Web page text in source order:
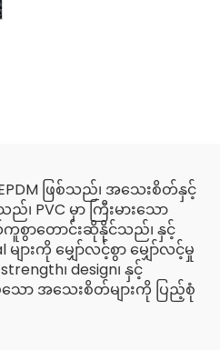
EPDM ဖြစ်သည်၊ အသေးစိတ်နှင့်
PVC မှာ ကြီးမားသော
ကူစွာတောင်းဆိုနိုင်သည်၊ နှင့်
ျားကို မျှော်လင့်စွာ မျှော်လင့်မှု
၊ design၊ နှင့်
ာ အသေးစိတ်များကို ပြည့်စုံ